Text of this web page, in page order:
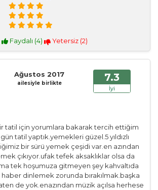
Faydalı (4) Yetersiz (2)
Ağustos 2017
ailesiyle birlikte 7.3
İyi
tatil için yorumlara bakarak tercih ettiğim
tatil yaptık.yemekleri güzel.5 yıldızlı
bir sürü yemek çeşidi var.en azından
çıkıyor.ufak tefek aksaklıklar olsa da
tek hoşumuza gitmeyen şey kahvaltıda
haber dinlemek zorunda bırakılmak.başka
de yok.enazından müzik açılsa herhese